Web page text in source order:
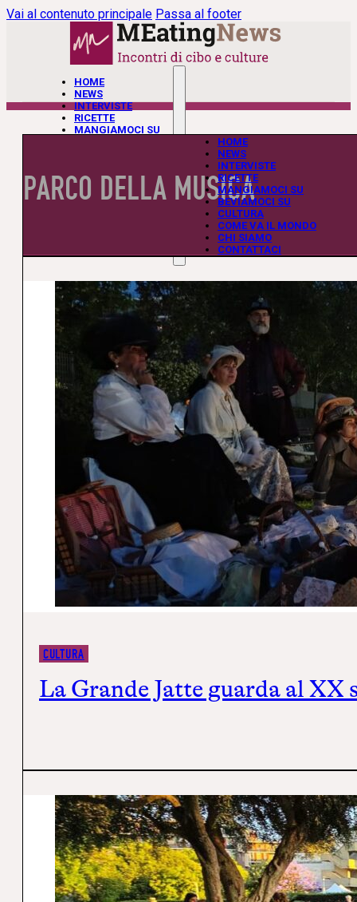
Vai al contenuto principale Passa al footer
HOME
NEWS
INTERVISTE
RICETTE
MANGIAMOCI SU
CHI SIAMO
CONTATTACI
HOME
NEWS
INTERVISTE
RICETTE
MANGIAMOCI SU
BEVIAMOCI SU
CULTURA
COME VA IL MONDO
CHI SIAMO
CONTATTACI
PARCO DELLA MUSICA
CULTURA
La Grande Jatte guarda al